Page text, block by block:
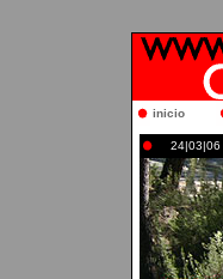
inicio
24|03|06